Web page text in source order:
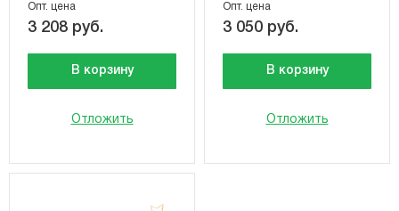
Опт. цена
3 208 руб.
В корзину
Отложить
Опт. цена
3 050 руб.
В корзину
Отложить